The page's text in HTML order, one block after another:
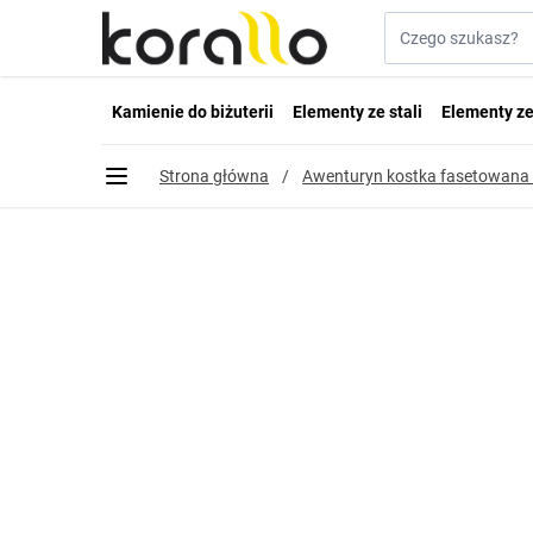
Przejdź do treści
Kamienie do biżuterii Elementy ze stali Elementy
Strona główna / Awenturyn kostka fasetowana